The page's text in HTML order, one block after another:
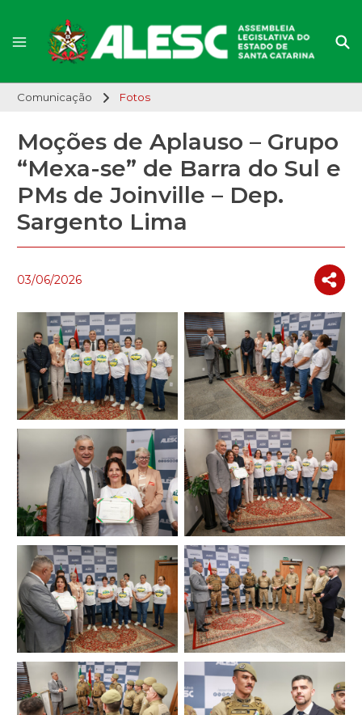
Comunicação Fotos
Moções de Aplauso – Grupo
“Mexa-se” de Barra do Sul e
PMs de Joinville – Dep.
Sargento Lima
03/06/2026